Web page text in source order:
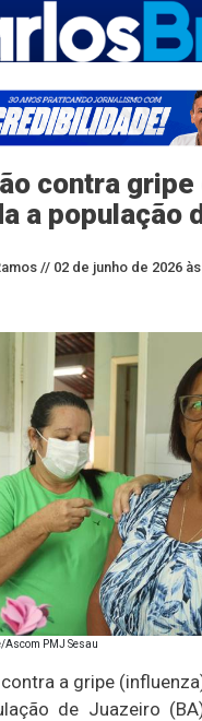
contra gripe
a população
// 02 de junho de 2026
Ascom PMJ Sesau
a gripe
de Juazeiro